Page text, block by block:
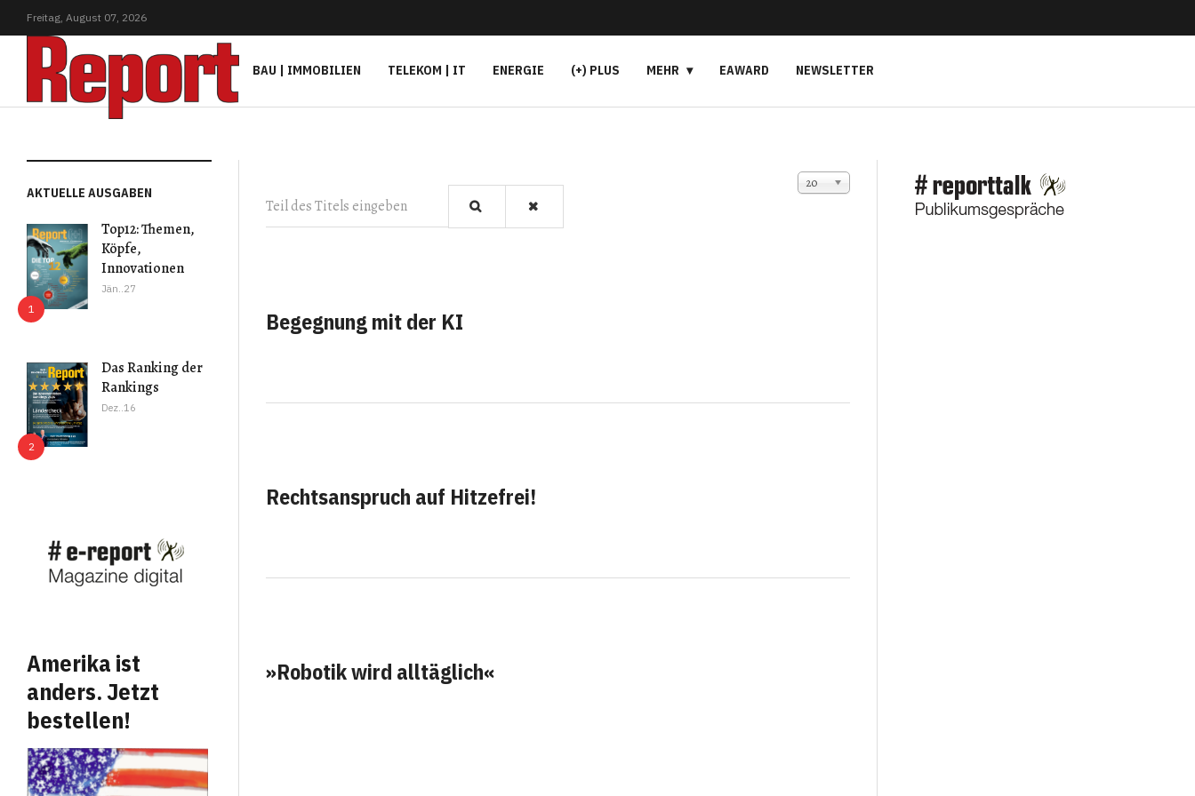
Freitag, August 07, 2026
BAU | IMMOBILIEN TELEKOM | IT ENERGIE (+) PLUS MEHR EAWARD NEWSLETTER
AKTUELLE AUSGABEN
Top12: Themen,
Köpfe,
Innovationen
Jän..27
Das Ranking der
Rankings
Dez..16
Amerika ist
anders. Jetzt
bestellen!
Anzeige #
20
Begegnung mit der KI
Rechtsanspruch auf Hitzefrei!
»Robotik wird alltäglich«